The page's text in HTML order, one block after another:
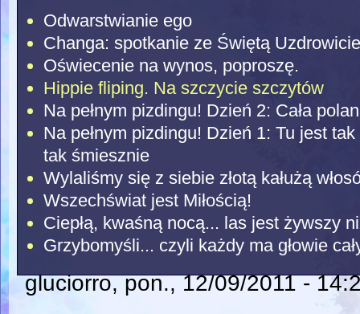
Odwarstwianie ego
Changa: spotkanie ze Świętą
Oświecenie na wynos, poproszę.
Hippie fliping. Na szczycie szczytów
Na pełnym pizdingu! Dzień 2: Cała
Na pełnym pizdingu! Dzień 1: Tu jest
tak śmiesznie
Wylaliśmy się z siebie złotą kałużą
Wszechświat jest Miłością!
Ciepłą, kwaśną nocą... las jest żywszy
Grzybomyśli... czyli każdy ma głowie
gluciorro, pon., 12/09/2011 -